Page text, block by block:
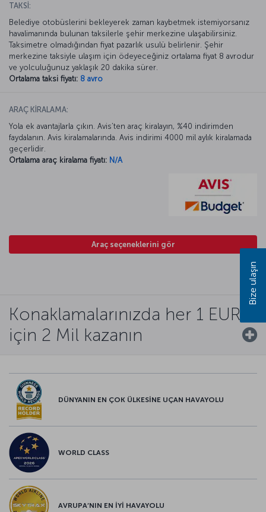
TAKSİ:
Belediye otobüslerini bekleyerek zaman kaybetmek istemiyorsanız
havalimanında bulunan taksilerle şehir merkezine ulaşabilirsiniz.
Taksimetre olmadığından fiyat pazarlık usulü belirlenir. Şehir
merkezine taksiyle ulaşım için ödeyeceğiniz ortalama fiyat 8 avrodur
ve yolculuğunuz yaklaşık 20 dakika sürer.
Ortalama taksi fiyatı: 8 avro
ARAÇ KİRALAMA:
Yola ek avantajlarla çıkın. Avis’ten araç kiralayın, %40 indirimden
faydalanın. Avis kiralamalarında. Avis indirimi 4000 mil aylık kiralamada
geçerlidir.
Ortalama araç kiralama fiyatı: N/A
Araç seçeneklerini gör
Konaklamalarınızda her 1 EUR
için 2 Mil kazanın
DÜNYANIN EN ÇOK ÜLKESİNE UÇAN HAVAYOLU
WORLD CLASS
AVRUPA’NIN EN İYİ HAVAYOLU
Bize ulaşın